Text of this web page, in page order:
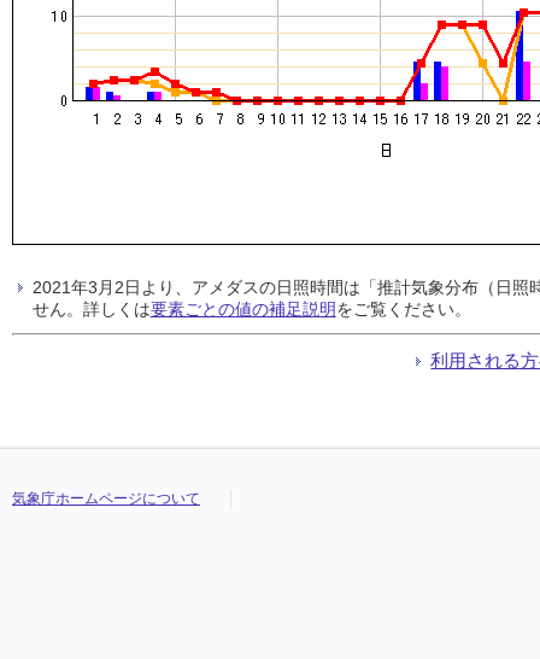
2021年3月2日より、アメダスの日照時間は「推計気象分布（日
せん。詳しくは要素ごとの値の補足説明をご覧ください。
利用される
気象庁ホームページについて